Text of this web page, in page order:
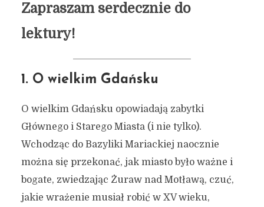
Zapraszam serdecznie do
lektury!
1. O wielkim Gdańsku
O wielkim Gdańsku opowiadają zabytki
Głównego i Starego Miasta (i nie tylko).
Wchodząc do Bazyliki Mariackiej naocznie
można się przekonać, jak miasto było ważne i
bogate, zwiedzając Żuraw nad Motławą, czuć,
jakie wrażenie musiał robić w XV wieku,